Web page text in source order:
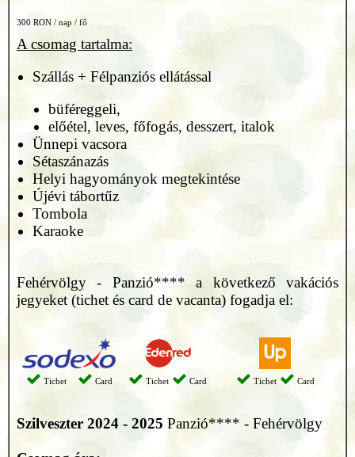
300 RON / nap / fő
A csomag tartalma:
Szállás + Félpanziós ellátással
büféreggeli,
előétel, leves, főfogás, desszert, italok
Ünnepi vacsora
Sétaszánazás
Helyi hagyományok megtekintése
Újévi tábortűz
Tombola
Karaoke
Fehérvölgy - Panzió**** a következő vakációs
jegyeket (tichet és card de vacanta) fogadja el:
Tichet Card Tichet Card Tichet Card
Szilveszter 2024 - 2025 Panzió**** - Fehérvölgy